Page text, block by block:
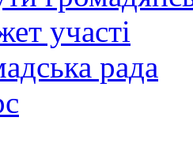
участі
рада